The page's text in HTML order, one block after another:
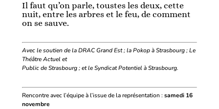
Il faut qu’on parle, toustes les deux, cette
nuit, entre les arbres et le feu, de comment
on se sauve.
Avec le soutien de la DRAC Grand Est ; la Pokop à Strasbourg ; Le
Théâtre Actuel et
Public de Strasbourg ; et le Syndicat Potentiel à Strasbourg.
Rencontre avec l’équipe à l’issue de la représentation : samedi 16
novembre